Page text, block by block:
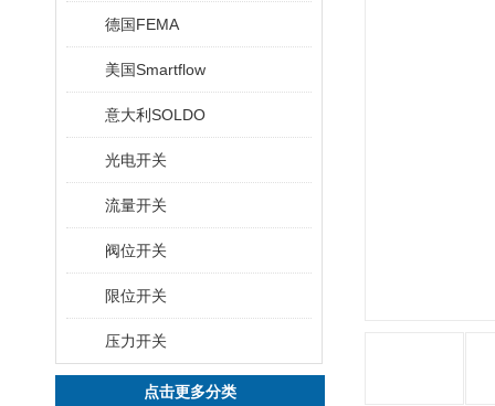
德国FEMA
美国Smartflow
意大利SOLDO
光电开关
流量开关
阀位开关
限位开关
压力开关
点击更多分类